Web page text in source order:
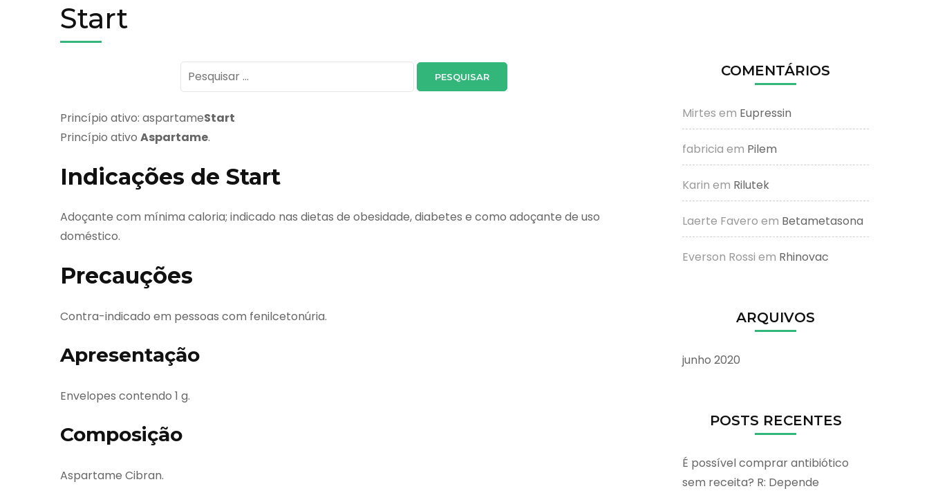
Start
Pesquisar
por:
Princípio ativo: aspartameStart
Princípio ativo Aspartame.
Indicações de Start
Adoçante com mínima caloria; indicado nas dietas de obesidade, diabetes e como adoçante de uso
doméstico.
Precauções
Contra-indicado em pessoas com fenilcetonúria.
Apresentação
Envelopes contendo 1 g.
Composição
Aspartame Cibran.
COMENTÁRIOS
Mirtes em Eupressin
fabricia em Pilem
Karin em Rilutek
Laerte Favero em Betametasona
Everson Rossi em Rhinovac
ARQUIVOS
junho 2020
POSTS RECENTES
É possível comprar antibiótico
sem receita? R: Depende